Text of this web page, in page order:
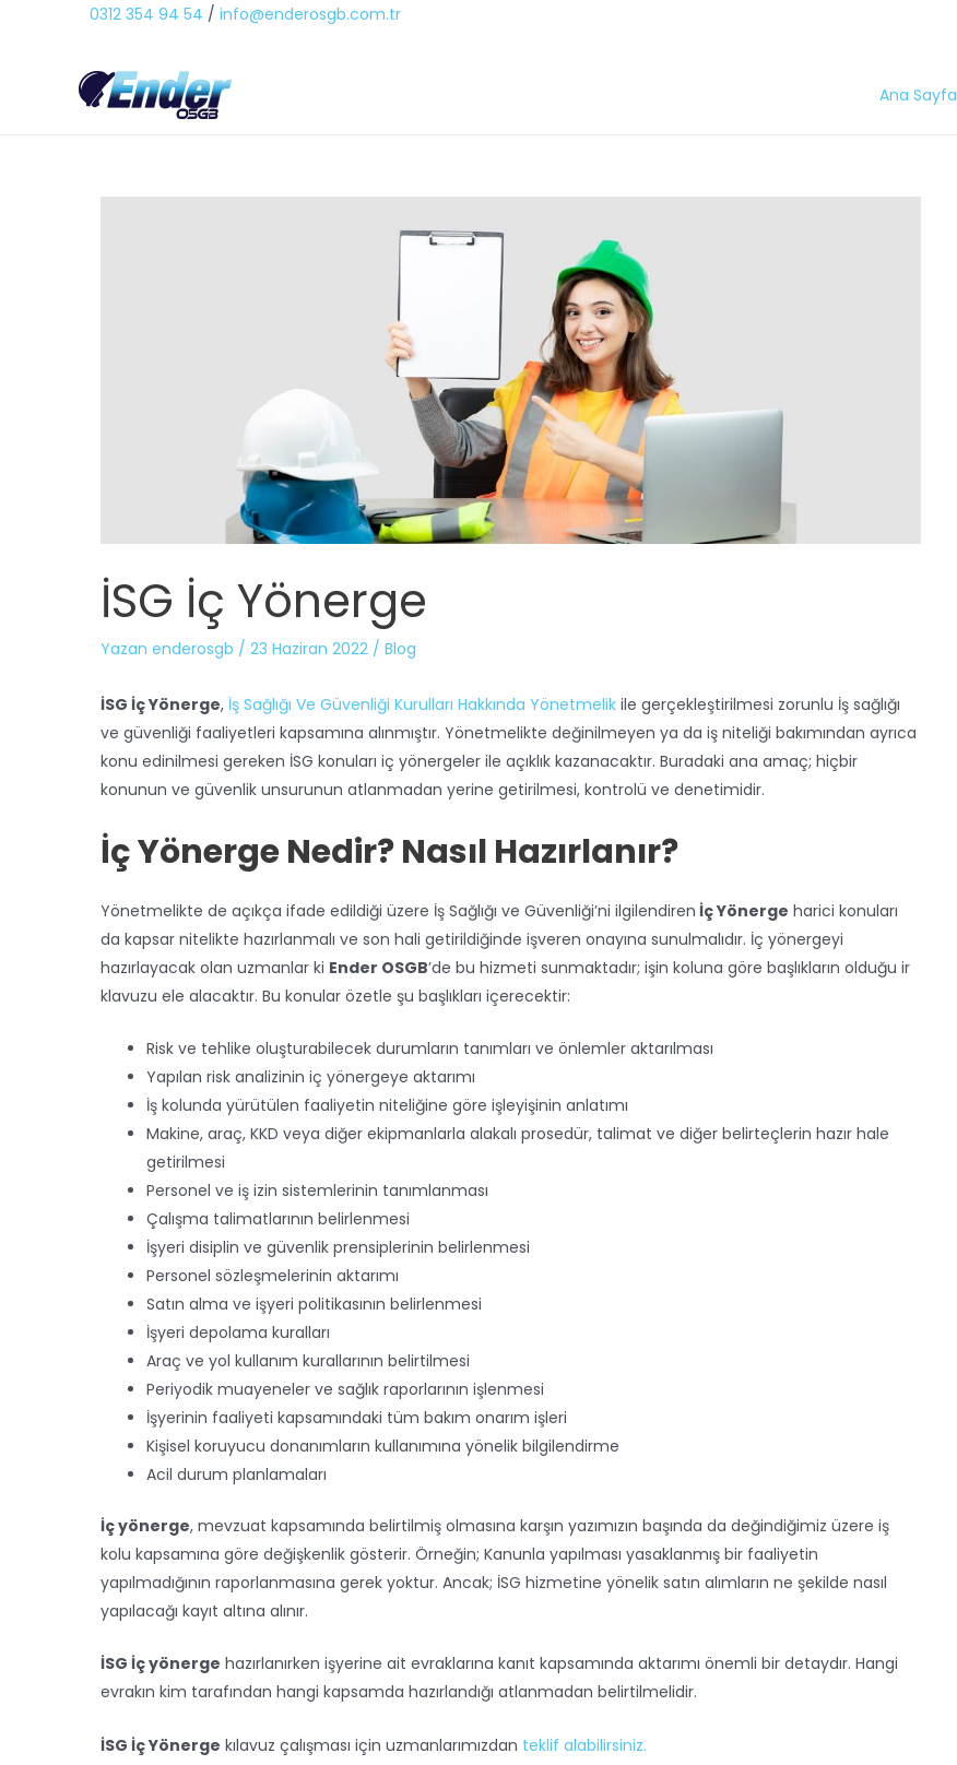
0312 354 94 54 / info@enderosgb.com.tr
Ana Sayfa
İSG İç Yönerge
Yazan enderosgb / 23 Haziran 2022 / Blog
İSG İç Yönerge, İş Sağlığı Ve Güvenliği Kurulları Hakkında Yönetmelik ile gerçekleştirilmesi zorunlu İş sağlığı
ve güvenliği faaliyetleri kapsamına alınmıştır. Yönetmelikte değinilmeyen ya da iş niteliği bakımından ayrıca
konu edinilmesi gereken İSG konuları iç yönergeler ile açıklık kazanacaktır. Buradaki ana amaç; hiçbir
konunun ve güvenlik unsurunun atlanmadan yerine getirilmesi, kontrolü ve denetimidir.
İç Yönerge Nedir? Nasıl Hazırlanır?
Yönetmelikte de açıkça ifade edildiği üzere İş Sağlığı ve Güvenliği’ni ilgilendiren İç Yönerge harici konuları
da kapsar nitelikte hazırlanmalı ve son hali getirildiğinde işveren onayına sunulmalıdır. İç yönergeyi
hazırlayacak olan uzmanlar ki Ender OSGB’de bu hizmeti sunmaktadır; işin koluna göre başlıkların olduğu ir
klavuzu ele alacaktır. Bu konular özetle şu başlıkları içerecektir:
Risk ve tehlike oluşturabilecek durumların tanımları ve önlemler aktarılması
Yapılan risk analizinin iç yönergeye aktarımı
İş kolunda yürütülen faaliyetin niteliğine göre işleyişinin anlatımı
Makine, araç, KKD veya diğer ekipmanlarla alakalı prosedür, talimat ve diğer belirteçlerin hazır hale
getirilmesi
Personel ve iş izin sistemlerinin tanımlanması
Çalışma talimatlarının belirlenmesi
İşyeri disiplin ve güvenlik prensiplerinin belirlenmesi
Personel sözleşmelerinin aktarımı
Satın alma ve işyeri politikasının belirlenmesi
İşyeri depolama kuralları
Araç ve yol kullanım kurallarının belirtilmesi
Periyodik muayeneler ve sağlık raporlarının işlenmesi
İşyerinin faaliyeti kapsamındaki tüm bakım onarım işleri
Kişisel koruyucu donanımların kullanımına yönelik bilgilendirme
Acil durum planlamaları
İç yönerge, mevzuat kapsamında belirtilmiş olmasına karşın yazımızın başında da değindiğimiz üzere iş
kolu kapsamına göre değişkenlik gösterir. Örneğin; Kanunla yapılması yasaklanmış bir faaliyetin
yapılmadığının raporlanmasına gerek yoktur. Ancak; İSG hizmetine yönelik satın alımların ne şekilde nasıl
yapılacağı kayıt altına alınır.
İSG İç yönerge hazırlanırken işyerine ait evraklarına kanıt kapsamında aktarımı önemli bir detaydır. Hangi
evrakın kim tarafından hangi kapsamda hazırlandığı atlanmadan belirtilmelidir.
İSG İç Yönerge kılavuz çalışması için uzmanlarımızdan teklif alabilirsiniz.